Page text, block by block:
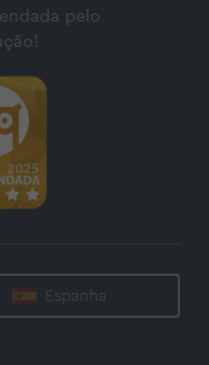
pelo
Espanha